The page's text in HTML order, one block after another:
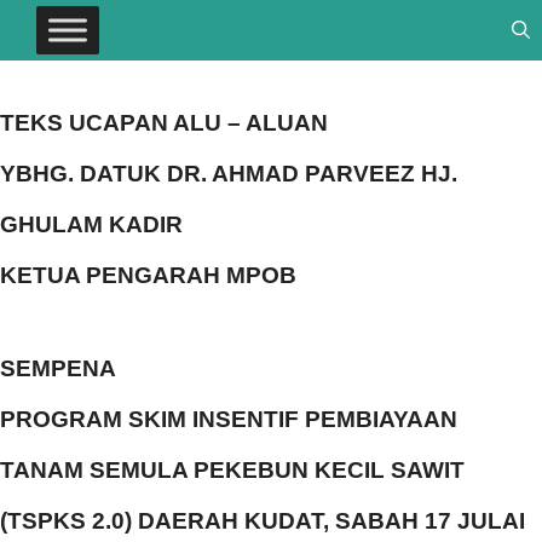
TEKS UCAPAN ALU – ALUAN
YBHG. DATUK DR. AHMAD PARVEEZ HJ.
GHULAM KADIR
KETUA PENGARAH MPOB
SEMPENA
PROGRAM SKIM INSENTIF PEMBIAYAAN
TANAM SEMULA PEKEBUN KECIL SAWIT
(TSPKS 2.0) DAERAH KUDAT, SABAH 17 JULAI